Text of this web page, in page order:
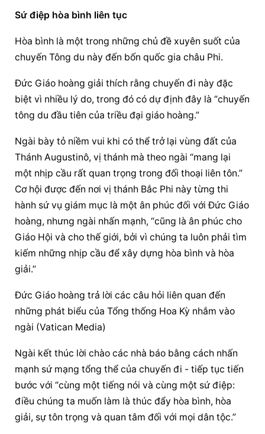
Sứ điệp hòa bình liên tục
Hòa bình là một trong những chủ đề xuyên suốt của
chuyến Tông du này đến bốn quốc gia châu Phi.
Đức Giáo hoàng giải thích rằng chuyến đi này đặc
biệt vì nhiều lý do, trong đó có dự định đây là “chuyến
tông du đầu tiên của triều đại giáo hoàng.”
Ngài bày tỏ niềm vui khi có thể trở lại vùng đất của
Thánh Augustinô, vị thánh mà theo ngài “mang lại
một nhịp cầu rất quan trọng trong đối thoại liên tôn.”
Cơ hội được đến nơi vị thánh Bắc Phi này từng thi
hành sứ vụ giám mục là một ân phúc đối với Đức Giáo
hoàng, nhưng ngài nhấn mạnh, “cũng là ân phúc cho
Giáo Hội và cho thế giới, bởi vì chúng ta luôn phải tìm
kiếm những nhịp cầu để xây dựng hòa bình và hòa
giải.”
Đức Giáo hoàng trả lời các câu hỏi liên quan đến
những phát biểu của Tổng thống Hoa Kỳ nhắm vào
ngài (Vatican Media)
Ngài kết thúc lời chào các nhà báo bằng cách nhấn
mạnh sứ mạng tổng thể của chuyến đi - tiếp tục tiến
bước với “cùng một tiếng nói và cùng một sứ điệp:
điều chúng ta muốn làm là thúc đẩy hòa bình, hòa
giải, sự tôn trọng và quan tâm đối với mọi dân tộc.”